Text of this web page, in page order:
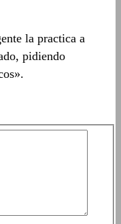
la practica a
pidiendo